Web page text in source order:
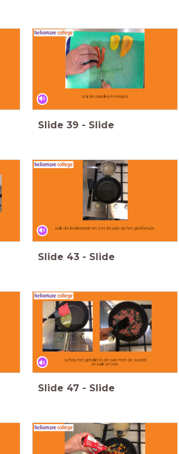
snij de paprika in reepjes
Slide 39 - Slide
pak de koekenpan en zet de pan op het gasfornuis
Slide 43 - Slide
schep het gehakt in de pan met de spatel
en bak en roer
Slide 47 - Slide